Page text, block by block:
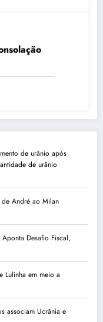
de urânio após
de urânio
de André ao Milan
Desafio Fiscal,
Lulinha em meio a
associam Ucrânia e